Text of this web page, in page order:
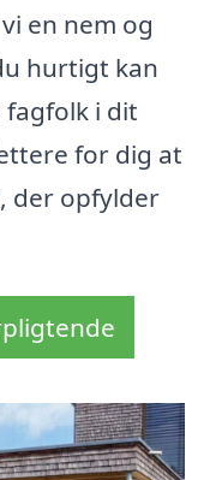
en nem og
hurtigt kan
i dit
for dig at
der opfylder